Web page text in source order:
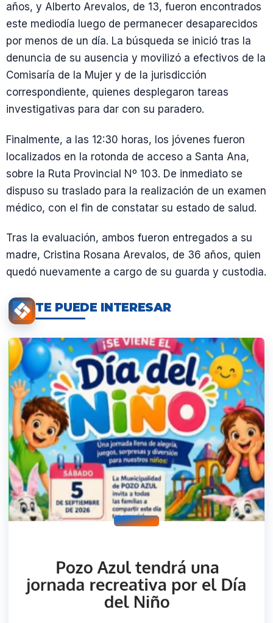
años, y Alberto Arevalos, de 13, fueron encontrados
este mediodía luego de permanecer desaparecidos
por menos de un día. La búsqueda se inició tras la
denuncia de su ausencia y movilizó a efectivos de la
Comisaría de la Mujer y de la jurisdicción
correspondiente, quienes desplegaron tareas
investigativas para dar con su paradero.
Finalmente, a las 12:30 horas, los jóvenes fueron
localizados en la rotonda de acceso a Santa Ana,
sobre la Ruta Provincial Nº 103. De inmediato se
dispuso su traslado para la realización de un examen
médico, con el fin de constatar su estado de salud.
Tras la evaluación, ambos fueron entregados a su
madre, Cristina Rosana Arevalos, de 36 años, quien
quedó nuevamente a cargo de su guarda y custodia.
TE PUEDE INTERESAR